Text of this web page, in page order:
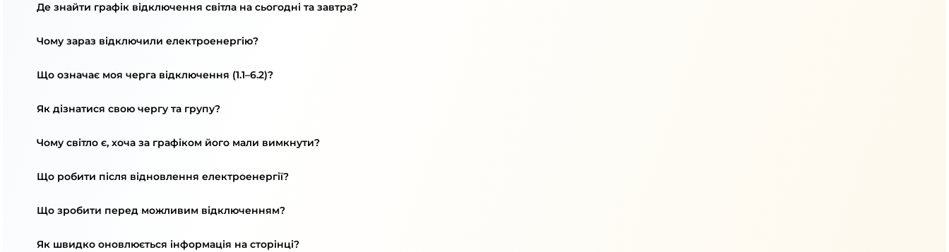
Де знайти графік відключення світла на сьогодні та завтра?
Чому зараз відключили електроенергію?
Що означає моя черга відключення (1.1–6.2)?
Як дізнатися свою чергу та групу?
Чому світло є, хоча за графіком його мали вимкнути?
Що робити після відновлення електроенергії?
Що зробити перед можливим відключенням?
Як швидко оновлюється інформація на сторінці?